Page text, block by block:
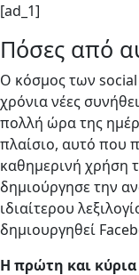
[ad_1]
Πόσες από
Ο κόσμος των social
χρόνια νέες
πολλή ώρα της
πλαίσιο, αυτό που
καθημερινή χρήση
δημιούργησε την
ιδιαίτερου
δημιουργηθεί
Η πρώτη και